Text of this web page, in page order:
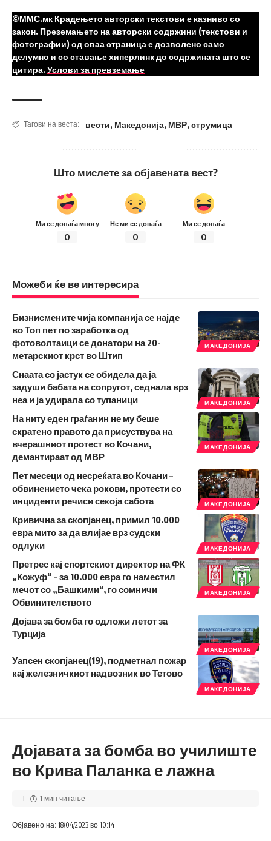
©ММС.мк Крадењето авторски текстови е казниво со
закон. Преземањето на авторски содржини (текстови и
фотографии) од оваа страница е дозволено само
делумно и со ставање хиперлинк до содржината што се
цитира. Услови за превземање
Тагови на веста: вести, Македонија, МВР, струмица
Што мислете за објавената вест?
Ми се допаѓа многу
0
Не ми се допаѓа
0
Ми се допаѓа
0
Можеби ќе ве интересира
МАКЕДОНИЈА
Бизнисмените чија компанија се најде
во Топ пет по заработка од
фотоволтаици се донатори на 20-
метарскиот крст во Штип
МАКЕДОНИЈА
Снаата со јастук се обидела да ја
задуши бабата на сопругот, седнала врз
неа и ја удирала со тупаници
МАКЕДОНИЈА
На ниту еден граѓанин не му беше
скратено правото да присуствува на
вчерашниот протест во Кочани,
демантираат од МВР
МАКЕДОНИЈА
Пет месеци од несреќата во Кочани –
обвинението чека рокови, протести со
инциденти речиси секоја сабота
МАКЕДОНИЈА
Кривична за скопјанец, примил 10.000
евра мито за да влијае врз судски
одлуки
МАКЕДОНИЈА
Претрес кај спортскиот директор на ФК
„Кожуф“ – за 10.000 евра го наместил
мечот со „Башкими“, го сомничи
Обвинителството
МАКЕДОНИЈА
Дојава за бомба го одложи летот за
Турција
МАКЕДОНИЈА
Уапсен скопјанец(19), подметнал пожар
кај железничкиот надвозник во Тетово
Дојавата за бомба во училиште
во Крива Паланка е лажна
Објавено на: 18/04/2023 во 10:14
1 мин читање